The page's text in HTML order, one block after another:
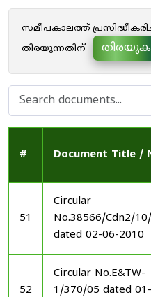
സമീപകാലത്ത്
തിരയുന്നതിന്
തിരയുക
# Document Title /
51
Circular
No.38566/Cdn2/
dated 02-06-2010
52
Circular No.E&TW-
1/370/05 dated